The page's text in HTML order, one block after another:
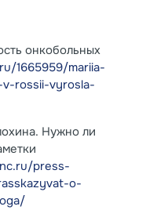
онкобольных
1665959/mariia-
rossii-vyrosla-
Нужно ли
press-
o-